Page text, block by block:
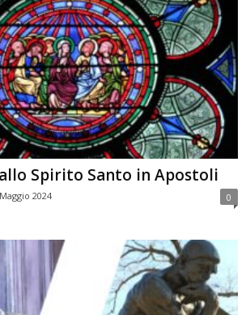
Spirito Santo in Apostoli
2024 0